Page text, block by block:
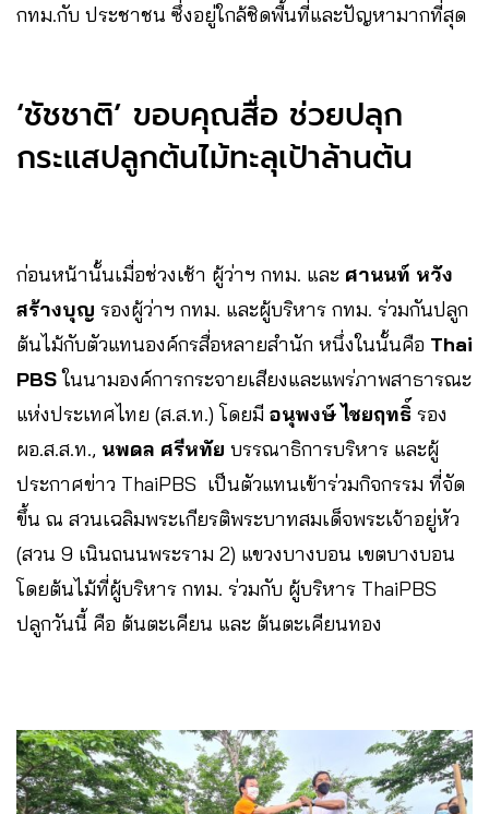
กทม.กับ ประชาชน ซึ่งอยู่ใกล้ชิดพื้นที่และปัญหามากที่สุด
‘ชัชชาติ’ ขอบคุณสื่อ ช่วยปลุก
กระแสปลูกต้นไม้ทะลุเป้าล้านต้น
ก่อนหน้านั้นเมื่อช่วงเช้า ผู้ว่าฯ กทม. และ ศานนท์ หวัง
สร้างบุญ รองผู้ว่าฯ กทม. และผู้บริหาร กทม. ร่วมกันปลูก
ต้นไม้กับตัวแทนองค์กรสื่อหลายสำนัก หนึ่งในนั้นคือ Thai
PBSในนามองค์การกระจายเสียงและแพร่ภาพสาธารณะ
แห่งประเทศไทย (ส.ส.ท.) โดยมี อนุพงษ์ ไชยฤทธิ์ รอง
ผอ.ส.ส.ท., นพดล ศรีหทัย บรรณาธิการบริหาร และผู้
ประกาศข่าว ThaiPBS เป็นตัวแทนเข้าร่วมกิจกรรม ที่จัด
ขึ้น ณ สวนเฉลิมพระเกียรติพระบาทสมเด็จพระเจ้าอยู่หัว
(สวน 9 เนินถนนพระราม 2) แขวงบางบอน เขตบางบอน
โดยต้นไม้ที่ผู้บริหาร กทม. ร่วมกับ ผู้บริหาร ThaiPBS
ปลูกวันนี้ คือ ต้นตะเคียน และ ต้นตะเคียนทอง